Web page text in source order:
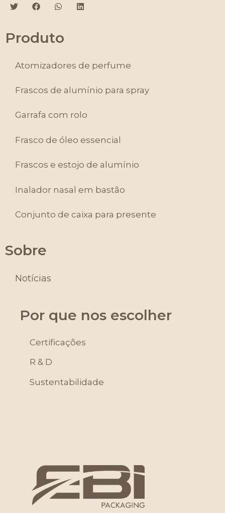
Produto
Atomizadores de perfume
Frascos de alumínio para spray
Garrafa com rolo
Frasco de óleo essencial
Frascos e estojo de alumínio
Inalador nasal em bastão
Conjunto de caixa para presente
Sobre
Notícias
Por que nos escolher
Certificações
R & D
Sustentabilidade